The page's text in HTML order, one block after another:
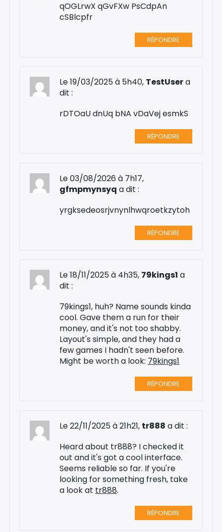
qOGLrwX qGvFXw PsCdpAn
cSBlcpfr
RÉPONDRE
Le 19/03/2025 à 5h40, TestUsera
dit :
rDTOaU dnUq bNA vDaVej esmkS
RÉPONDRE
Le 03/08/2026 à 7h17,
gfmpmynsyq a dit :
yrgksedeosrjvnynlhwqroetkzytoh
RÉPONDRE
Le 18/11/2025 à 4h35, 79kings1 a
dit :
79kings1, huh? Name sounds kinda
cool. Gave them a run for their
money, and it's not too shabby.
Layout's simple, and they had a
few games I hadn't seen before.
Might be worth a look: 79kings1
RÉPONDRE
Le 22/11/2025 à 21h21, tr888 a dit :
Heard about tr888? I checked it
out and it's got a cool interface.
Seems reliable so far. If you're
looking for something fresh, take
a look at tr888.
RÉPONDRE